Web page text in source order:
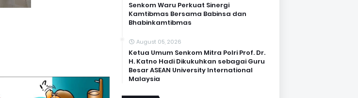
Senkom Waru Perkuat Sinergi
Kamtibmas Bersama Babinsa dan
Bhabinkamtibmas
August 05, 2026
Ketua Umum Senkom Mitra Polri Prof. Dr.
H. Katno Hadi Dikukuhkan sebagai Guru
Besar ASEAN University International
Malaysia